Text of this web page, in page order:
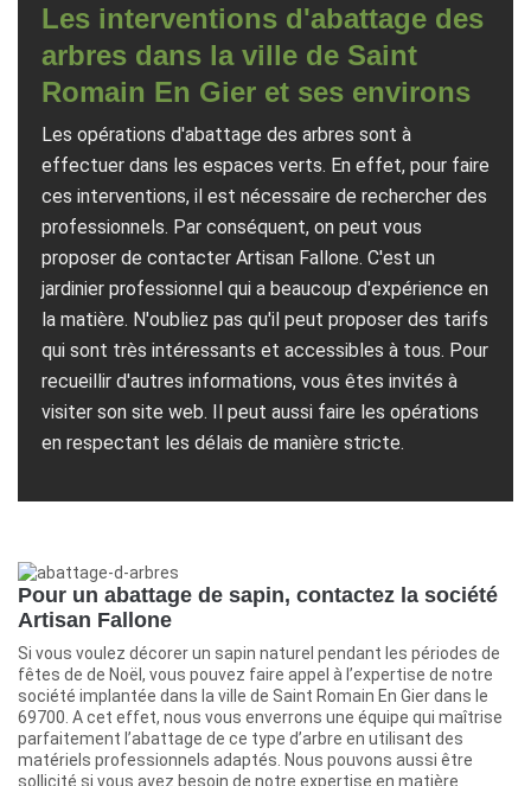
Les interventions d'abattage des
arbres dans la ville de Saint
Romain En Gier et ses environs
Les opérations d'abattage des arbres sont à
effectuer dans les espaces verts. En effet, pour faire
ces interventions, il est nécessaire de rechercher des
professionnels. Par conséquent, on peut vous
proposer de contacter Artisan Fallone. C'est un
jardinier professionnel qui a beaucoup d'expérience en
la matière. N'oubliez pas qu'il peut proposer des tarifs
qui sont très intéressants et accessibles à tous. Pour
recueillir d'autres informations, vous êtes invités à
visiter son site web. Il peut aussi faire les opérations
en respectant les délais de manière stricte.
Pour un abattage de sapin, contactez la société
Artisan Fallone
Si vous voulez décorer un sapin naturel pendant les périodes de
fêtes de de Noël, vous pouvez faire appel à l’expertise de notre
société implantée dans la ville de Saint Romain En Gier dans le
69700. A cet effet, nous vous enverrons une équipe qui maîtrise
parfaitement l’abattage de ce type d’arbre en utilisant des
matériels professionnels adaptés. Nous pouvons aussi être
sollicité si vous avez besoin de notre expertise en matière